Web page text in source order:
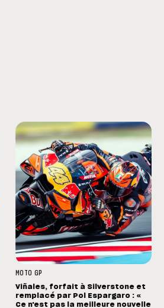
MOTO GP
Viñales, forfait à Silverstone et
remplacé par Pol Espargaro : «
Ce n'est pas la meilleure nouvelle